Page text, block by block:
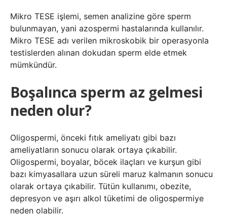
Mikro TESE işlemi, semen analizine göre sperm
bulunmayan, yani azospermi hastalarında kullanılır.
Mikro TESE adı verilen mikroskobik bir operasyonla
testislerden alınan dokudan sperm elde etmek
mümkündür.
Boşalınca sperm az gelmesi
neden olur?
Oligospermi, önceki fıtık ameliyatı gibi bazı
ameliyatların sonucu olarak ortaya çıkabilir.
Oligospermi, boyalar, böcek ilaçları ve kurşun gibi
bazı kimyasallara uzun süreli maruz kalmanın sonucu
olarak ortaya çıkabilir. Tütün kullanımı, obezite,
depresyon ve aşırı alkol tüketimi de oligospermiye
neden olabilir.